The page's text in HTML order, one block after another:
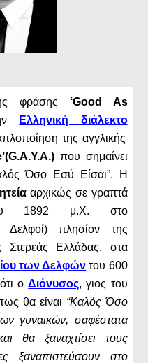
φράσης ‘Good As
Ελληνική διάλεκτο
της αγγλικής
που σημαίνει
Όσο Εσύ Είσαι”. Η
αρχικώς σε γραπτά
1892 μ.Χ. στο
Δελφοί) πλησίον της
Ελλάδας, στα
των Δελφών του 600
οΔιόνυσος, γιος του
θα είναι “Καλός Όσο
γυναικών, σαφέστατα
θα ξαναχτίσει τους
ξαναπιστεύσουν στο